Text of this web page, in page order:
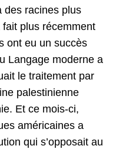
des racines plus
plus récemment
ont eu un succès
Langage moderne a
le traitement par
palestinienne
Et ce mois-ci,
américaines a
qui s’opposait au